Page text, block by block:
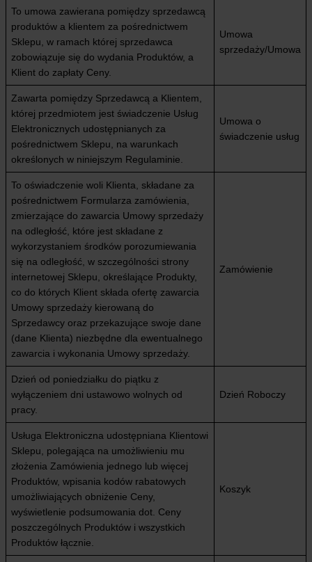
To umowa zawierana pomiędzy sprzedawcą
produktów a klientem za pośrednictwem
Sklepu, w ramach której sprzedawca
zobowiązuje się do wydania Produktów, a
Klient do zapłaty Ceny.
Umowa
sprzedaży/Umowa
Zawarta pomiędzy Sprzedawcą a Klientem,
której przedmiotem jest świadczenie Usług
Elektronicznych udostępnianych za
pośrednictwem Sklepu, na warunkach
określonych w niniejszym Regulaminie.
Umowa o
świadczenie usług
To oświadczenie woli Klienta, składane za
pośrednictwem Formularza zamówienia,
zmierzające do zawarcia Umowy sprzedaży
na odległość, które jest składane z
wykorzystaniem środków porozumiewania
się na odległość, w szczególności strony
internetowej Sklepu, określające Produkty,
co do których Klient składa ofertę zawarcia
Umowy sprzedaży kierowaną do
Sprzedawcy oraz przekazujące swoje dane
(dane Klienta) niezbędne dla ewentualnego
zawarcia i wykonania Umowy sprzedaży.
Zamówienie
Dzień od poniedziałku do piątku z
wyłączeniem dni ustawowo wolnych od
pracy.
Dzień Roboczy
Usługa Elektroniczna udostępniana Klientowi
Sklepu, polegająca na umożliwieniu mu
złożenia Zamówienia jednego lub więcej
Produktów, wpisania kodów rabatowych
umożliwiających obniżenie Ceny,
wyświetlenie podsumowania dot. Ceny
poszczególnych Produktów i wszystkich
Produktów łącznie.
Koszyk